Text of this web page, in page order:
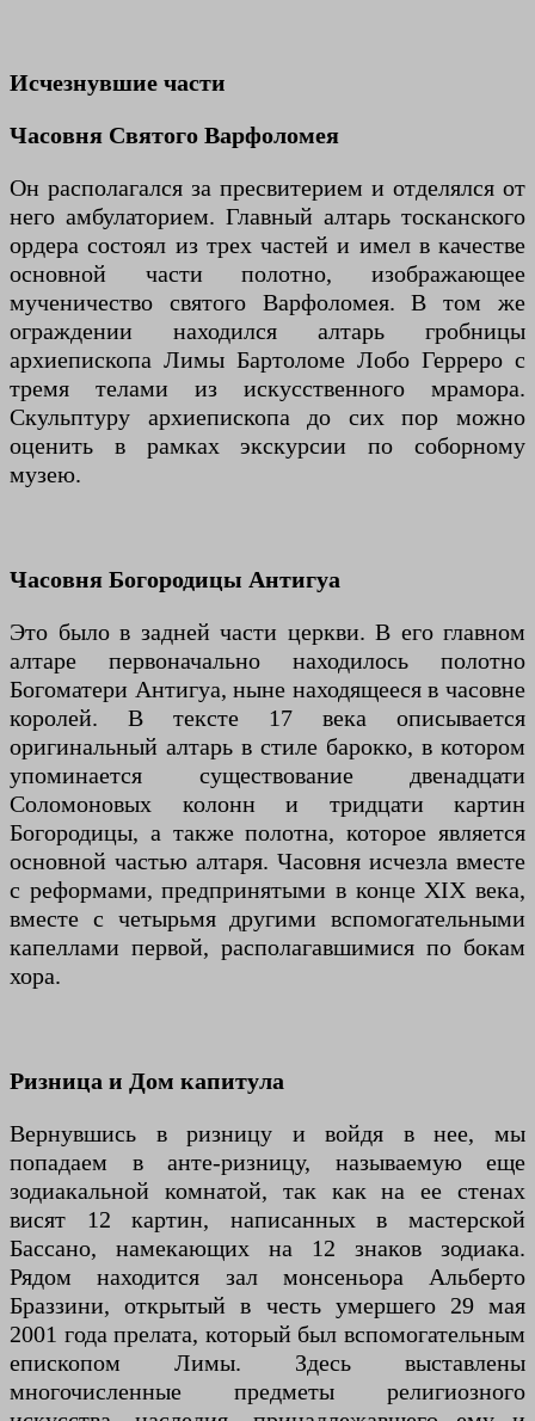
Исчезнувшие части
Часовня Святого Варфоломея
Он располагался за пресвитерием и отделялся от
него амбулаторием. Главный алтарь тосканского
ордера состоял из трех частей и имел в качестве
основной части полотно, изображающее
мученичество святого Варфоломея. В том же
ограждении находился алтарь гробницы
архиепископа Лимы Бартоломе Лобо Герреро с
тремя телами из искусственного мрамора.
Скульптуру архиепископа до сих пор можно
оценить в рамках экскурсии по соборному
музею.
Часовня Богородицы Антигуа
Это было в задней части церкви. В его главном
алтаре первоначально находилось полотно
Богоматери Антигуа, ныне находящееся в часовне
королей. В тексте 17 века описывается
оригинальный алтарь в стиле барокко, в котором
упоминается существование двенадцати
Соломоновых колонн и тридцати картин
Богородицы, а также полотна, которое является
основной частью алтаря. Часовня исчезла вместе
с реформами, предпринятыми в конце XIX века,
вместе с четырьмя другими вспомогательными
капеллами первой, располагавшимися по бокам
хора.
Ризница и Дом капитула
Вернувшись в ризницу и войдя в нее, мы
попадаем в анте-ризницу, называемую еще
зодиакальной комнатой, так как на ее стенах
висят 12 картин, написанных в мастерской
Бассано, намекающих на 12 знаков зодиака.
Рядом находится зал монсеньора Альберто
Браззини, открытый в честь умершего 29 мая
2001 года прелата, который был вспомогательным
епископом Лимы. Здесь выставлены
многочисленные предметы религиозного